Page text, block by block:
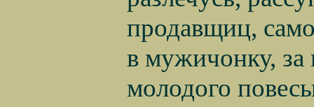
продавщиц,
в мужичонку, за
молодого